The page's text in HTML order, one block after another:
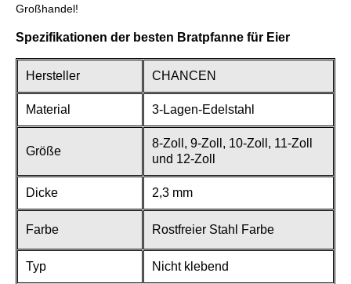
Großhandel!
Spezifikationen der besten Bratpfanne für Eier
Hersteller CHANCEN
Material 3-Lagen-Edelstahl
Größe
8-Zoll, 9-Zoll, 10-Zoll, 11-Zoll
und 12-Zoll
Dicke 2,3 mm
Farbe Rostfreier Stahl Farbe
Typ Nicht klebend